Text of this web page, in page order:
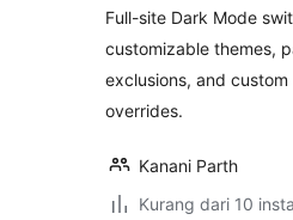
Full-site Dark Mode
customizable themes,
exclusions, and
overrides.
Kanani Parth
Kurang dari 10